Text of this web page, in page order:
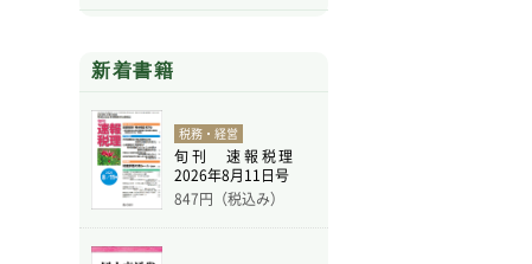
新着書籍
税務・経営
旬刊 速報税理
2026年8月11日号
847円（税込み）